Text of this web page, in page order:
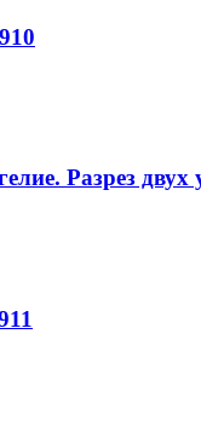
Разрез двух